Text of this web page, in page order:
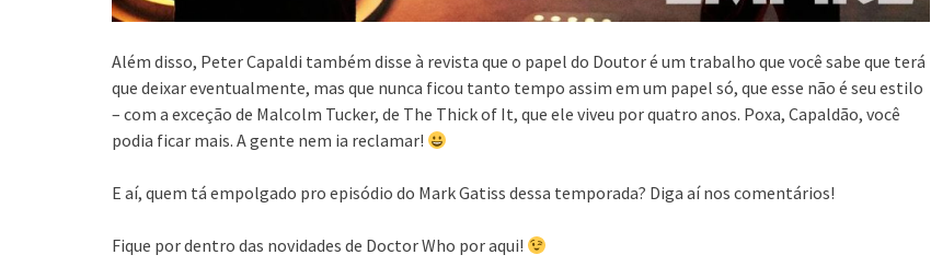
Além disso, Peter Capaldi também disse à revista que o papel do Doutor é um trabalho que você sabe que terá
que deixar eventualmente, mas que nunca ficou tanto tempo assim em um papel só, que esse não é seu estilo
– com a exceção de Malcolm Tucker, de The Thick of It, que ele viveu por quatro anos. Poxa, Capaldão, você
podia ficar mais. A gente nem ia reclamar!
E aí, quem tá empolgado pro episódio do Mark Gatiss dessa temporada? Diga aí nos comentários!
Fique por dentro das novidades de Doctor Who por aqui!